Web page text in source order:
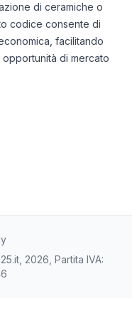
di ceramiche o
codice consente di
facilitando
di mercato
2026, Partita IVA: